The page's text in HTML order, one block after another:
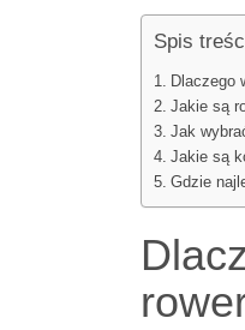
Spis
Dlaczego
Jakie są
Jak
Jakie są
Gdzie